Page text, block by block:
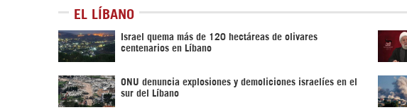
EL LÍBANO
Israel quema más de 120 hectáreas de olivares
centenarios en Líbano
ONU denuncia explosiones y demoliciones israelíes en el
sur del Líbano